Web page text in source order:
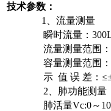
技术参数：
1
、流量测量
瞬时流量：
流量测量范围：
容量测量范围：
示 值 误 差：
2 、肺功能测量
肺活量Vc:0～